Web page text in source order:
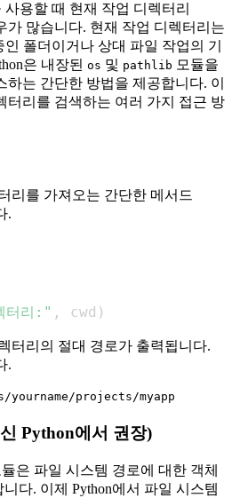
용할 때 현재 작업 디렉터리
가 많습니다. 현재 작업 디렉터리는
폴더이거나 상대 파일 작업의 기
은 내장된 os 및 pathlib 모듈을
는 간단한 방법을 제공합니다. 이
터리를 검색하는 여러 가지 접근 방
리를 가져오는 간단한 메서드
.
터리:" , cwd )
터리의 절대 경로가 출력됩니다.
.
Python에서 권장)
듈은 파일 시스템 경로에 대한 객체
다. 이제 Python에서 파일 시스템